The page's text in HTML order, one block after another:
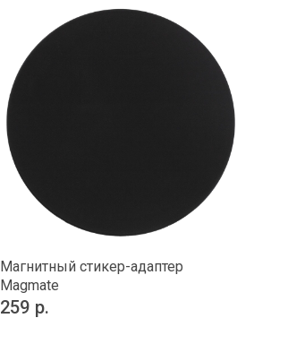
Магнитный стикер-адаптер
Magmate
259 р.